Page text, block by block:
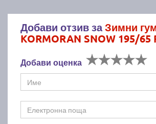
Добави отзив заЗимни
KORMORAN SNOW 195/65
Добави оценка